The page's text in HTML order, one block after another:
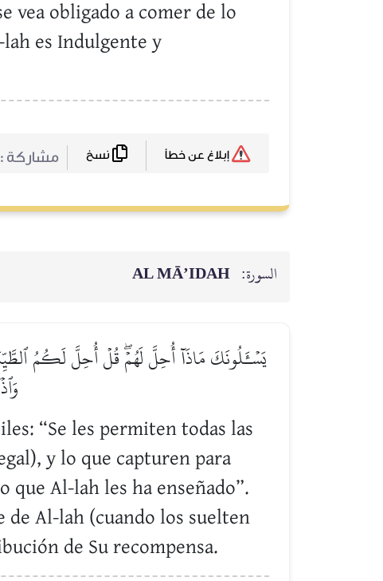
vea obligado a comer de lo
es Indulgente y
مشاركة :
السورة: AL MĀ’IDAH
يَسۡـَٔلُونَكَ مَاذَآ أُحِلَّ لَهُمۡۖ قُلۡ أُحِلَّ لَكُمُ
“Se les permiten todas las
y lo que capturen para
que Al-lah les ha enseñado”.
de Al-lah (cuando los suelten
de Su recompensa.